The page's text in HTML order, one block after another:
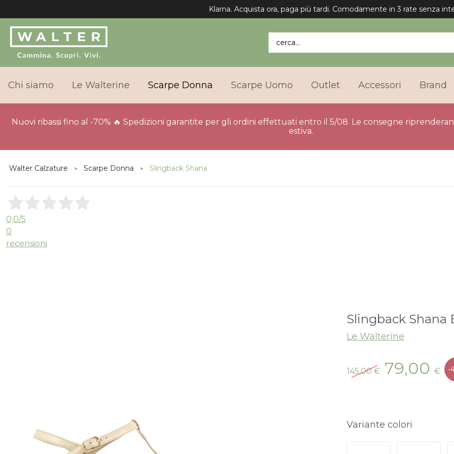
Klarna. Acquista ora, paga più tardi. Comodamente in 3 rate senza
cerca...
Chi siamo Le Walterine Scarpe Donna Scarpe Uomo Outlet Accessori Brand
Nuovi ribassi fino al -70% 🔥 Spedizioni garantite per gli ordini effettuati entro il 5/08. Le consegne
estiva.
Walter Calzature Scarpe Donna Slingback Shana
0,0/5
0
recensioni
Slingback Shana
Le Walterine
145,00€
Il
prezzo
145,00 €.
79,00 €
Il
-
Variante colori